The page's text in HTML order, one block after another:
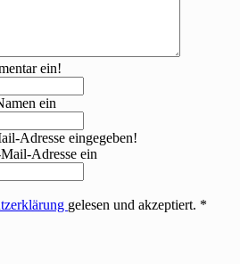
ein!
ein
Adresse eingegeben!
Adresse ein
gelesen und akzeptiert. *